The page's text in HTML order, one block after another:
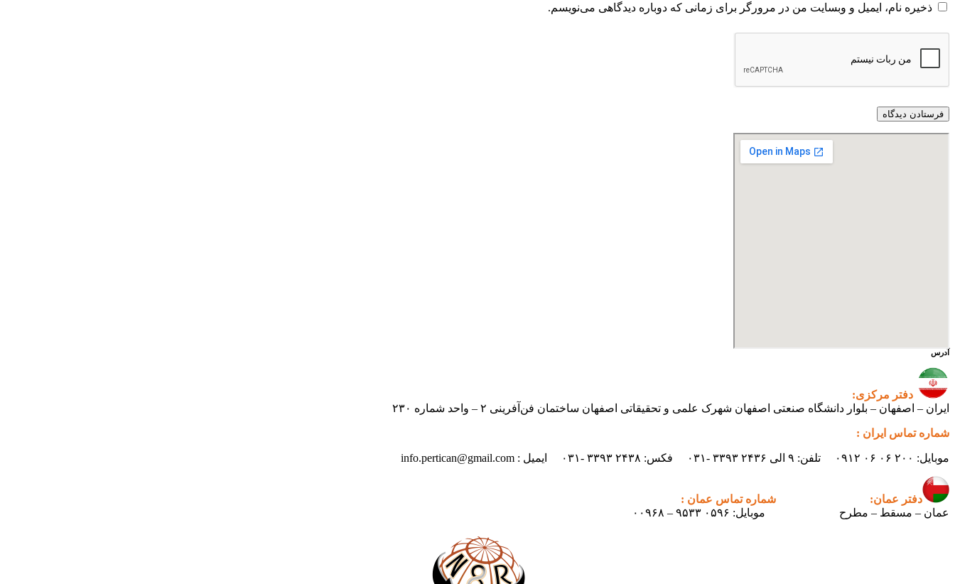
ذخیره نام، ایمیل و وبسایت من در مرورگر برای زمانی که دوباره دیدگاهی می‌نویسم.
آدرس
دفتر مرکزی:
ایران – اصفهان – بلوار دانشگاه صنعتی اصفهان شهرک علمی و تحقیقاتی اصفهان ساختمان فن‌آفرینی ۲ – واحد شماره ۲۳۰
شماره تماس ایران :
موبایل: ۲۰۰ ۰۶ ۰۶ ۰۹۱۲ تلفن: ۹ الی ۲۴۳۶ ۳۳۹۳ -۰۳۱ فکس: ۲۴۳۸ ۳۳۹۳ -۰۳۱ ایمیل : info.pertican@gmail.com
دفتر عمان:
شماره تماس عمان :
عمان – مسقط – مطرح موبایل: ۰۵۹۶ ۹۵۳۳ – ۰۰۹۶۸